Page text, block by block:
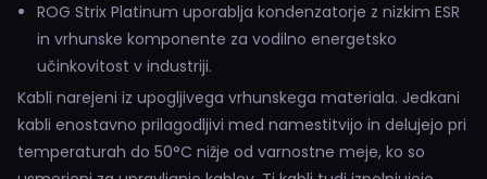
ROG Strix Platinum uporablja kondenzatorje z nizkim ESR
in vrhunske komponente za vodilno energetsko
učinkovitost v industriji.
Kabli narejeni iz upogljivega vrhunskega materiala. Jedkani
kabli enostavno prilagodljivi med namestitvijo in delujejo pri
temperaturah do 50°C nižje od varnostne meje, ko so